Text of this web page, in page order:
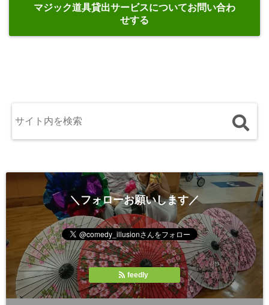
マジック道具貸出サービスについてお問い合わ
せする
＼フォローお願いします／
feedly